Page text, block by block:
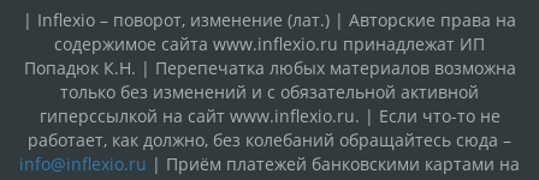
| Inflexio – поворот, изменение (лат.) | Авторские права на
содержимое сайта www.inflexio.ru принадлежат ИП
Попадюк К.Н. | Перепечатка любых материалов возможна
только без изменений и с обязательной активной
гиперссылкой на сайт www.inflexio.ru. | Если что-то не
работает, как должно, без колебаний обращайтесь сюда –
info@inflexio.ru | Приём платежей банковскими картами на